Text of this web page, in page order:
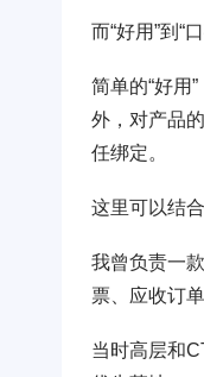
而“好用”到“
简单的“好用
外，对产品
任绑定。
这里可以结
我曾负责一
票、应收订
当时高层和